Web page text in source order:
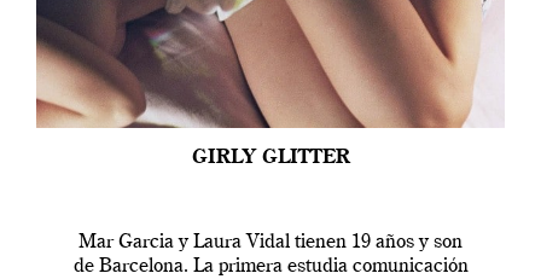
GIRLY GLITTER
Mar Garcia y Laura Vidal tienen 19 años y son
de Barcelona. La primera estudia comunicación